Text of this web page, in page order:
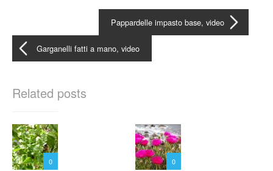
Pappardelle impasto base, video
Garganelli fatti a mano, video
Related posts
0 0